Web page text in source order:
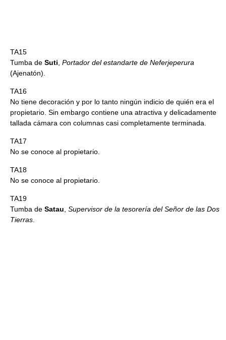
TA15
Tumba de Suti, Portador del estandarte de Neferjeperura
(Ajenatón).
TA16
No tiene decoración y por lo tanto ningún indicio de quién era el
propietario. Sin embargo contiene una atractiva y delicadamente
tallada cámara con columnas casi completamente terminada.
TA17
No se conoce al propietario.
TA18
No se conoce al propietario.
TA19
Tumba de Satau, Supervisor de la tesorería del Señor de las Dos
Tierras.